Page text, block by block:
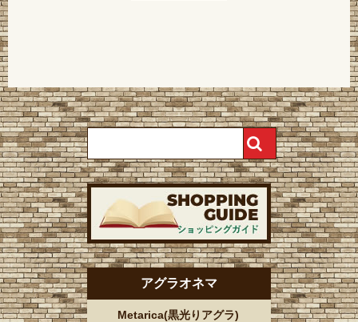
アグラオネマ
Metarica(黒光りアグラ)